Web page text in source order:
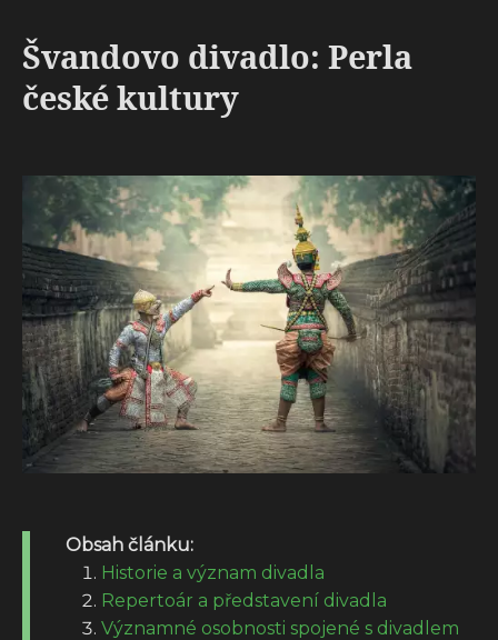
Švandovo divadlo: Perla
české kultury
Obsah článku:
Historie a význam divadla
Repertoár a představení divadla
Významné osobnosti spojené s divadlem